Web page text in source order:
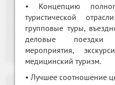
• Концепцию
туристической
групповые туры,
деловые поездки
мероприятия,
медицинский туризм.
• Лучшее соотношение